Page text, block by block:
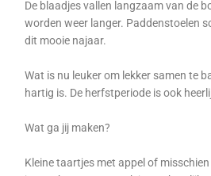
De blaadjes vallen langzaam van de
worden weer langer. Paddenstoelen
dit mooie najaar.
Wat is nu leuker om lekker samen te
hartig is. De herfstperiode is ook
Wat ga jij maken?
Kleine taartjes met appel of